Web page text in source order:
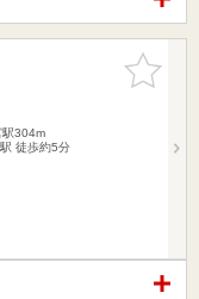
お気に入
りに追加
駅304m
徒歩約5分